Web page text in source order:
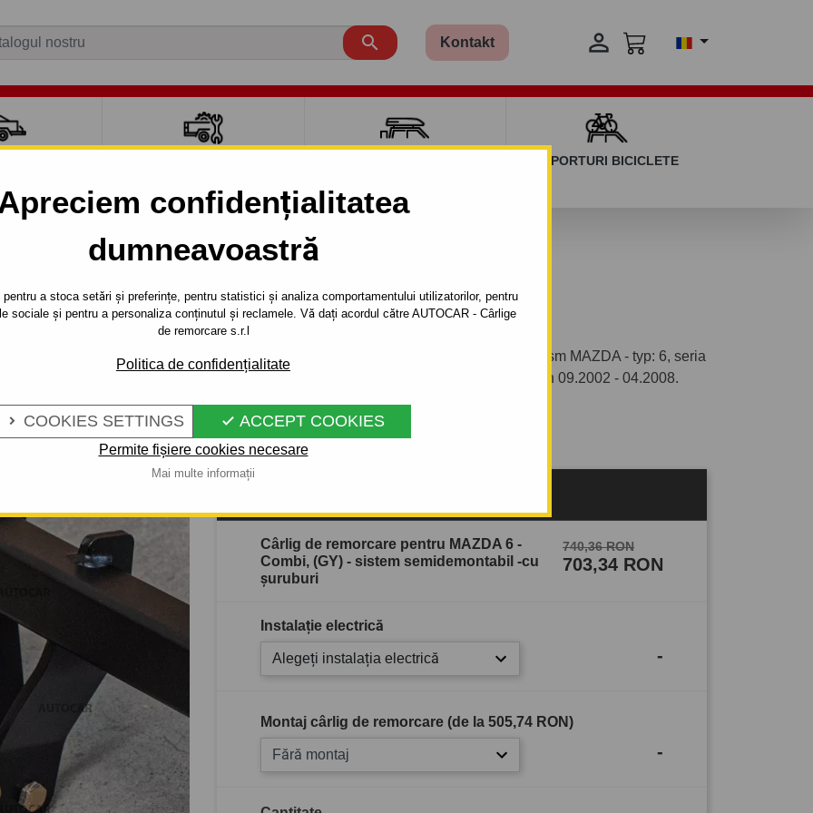
confidențialitatea
dumneavoastră
a stoca setări și preferințe, pentru statistici și analiza comportamentului utilizatorilor, pentru
sociale și pentru a personaliza conținutul și reclamele. Vă dați acordul către AUTOCAR - Cârlige
de remorcare s.r.l
Politica de confidențialitate
 COOKIES SETTINGS  ACCEPT COOKIES
Permite fișiere cookies necesare
Mai multe informații
 Kontakt 
SUPORTURI BICICLETE
2002 - 2008
(GY) - sistem semidemontabil -cu şuruburi
SISTEM
Referinta:
Cârlig de remorcare semidemontabil pentru autoturism MAZDA - typ: 6, seria
: Combi, (GY).Anul de fabricaţie a autoturismului: din 09.2002 - 04.2008.
Descrierea completă a produsului
Cârlig de remorcare pentru MAZDA 6 -
Combi, (GY) - sistem semidemontabil -cu
şuruburi
740,36 RON
703,34 RON
Instalație electrică
Alegeți instalația electrică -
Montaj cârlig de remorcare (de la 505,74 RON)
Fără montaj -